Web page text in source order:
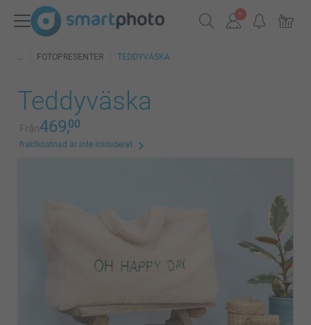
FOTOPRESENTER TEDDYVÄSKA
Teddyväska
Från469,00
fraktkostnad är inte inkluderat